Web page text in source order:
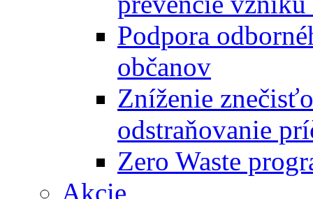
Podpora
občanov
Zníženie
odstraňovanie
Zero Waste
Akcie